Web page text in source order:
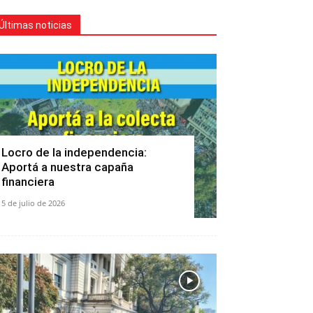
noticias
Locro de la independencia:
Aportá a nuestra capaña
financiera
5 de julio de 2026